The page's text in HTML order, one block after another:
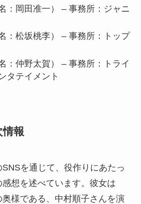
：岡田准一） – 事務所：ジャニ
：松坂桃李） – 事務所：トップ
：仲野太賀） – 事務所：トライ
タテイメント
情報
を通じて、役作りにあたっ
想を述べています。彼女は
奥様である、中村順子さんを演